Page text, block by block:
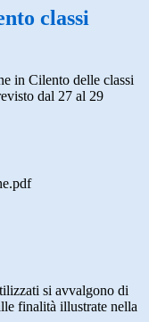
classi
in Cilento delle classi
dal 27 al 29
si avvalgono di
finalità illustrate nella